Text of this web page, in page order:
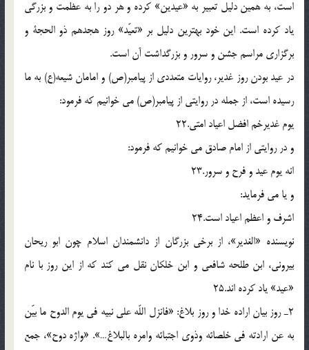
است، به همين دليل تعبير به «عيدين» كرده و هر دو را به عظمت و بزرگى
ياد كرده است. اين خود بهترين دليل بر «تعيّد» روز هجدهم ذو الحجة و
برگزارى مراسم جشن و سرور و بزرگداشت آن است.
در عيد بودن روز غدير، روايات متعددى از پيامبر(ص) و امامان شيعه(ع) به ما
رسيده است، از جمله در روايتى از پيامبر(ص) مى خوانيم كه فرمود:
يوم غديرخم افضل اعياد امتى.22
و در روايتى از امام صادق مى خوانيم كه فرمود:
انه يوم عيد و فرح و سرور.23
و يا مى فرمايد:
اشرف و اعظم اعياد است.24
نويسنده «الغدير»، از برخى بزرگان از دانشمندان اسلام چون ابو ريحان
بيرونى، ابن طلحه شافعى و ابن خلكان نقل مى كند كه از اين روز با نام
«عيد» ياد كرده اند.25
2ـ روز بيان اراده خدا و روز بلاغ: «فانزل اللّه على نبيه فى يوم الدوح ما بيّن
به عن ارادته فى خلصائه وذوى اجتبائه وامره بالبلاغ…». «واژه دوح»، جمع